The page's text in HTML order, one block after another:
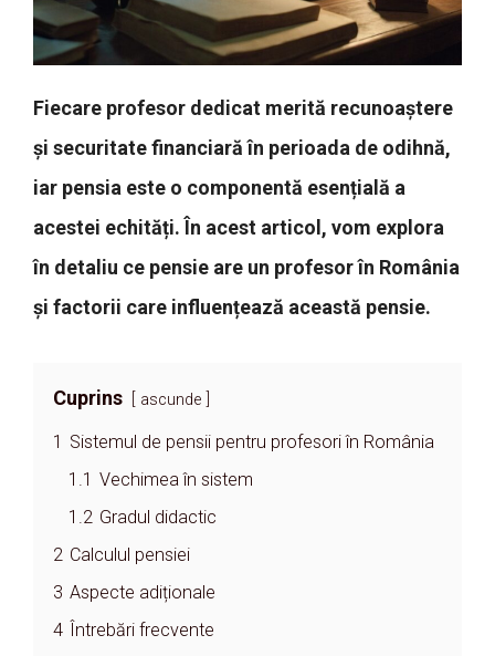
Fiecare profesor dedicat merită recunoaștere
și securitate financiară în perioada de odihnă,
iar pensia este o componentă esențială a
acestei echități. În acest articol, vom explora
în detaliu ce pensie are un profesor în România
și factorii care influențează această pensie.
Cuprins ascunde
1 Sistemul de pensii pentru profesori în România
1.1 Vechimea în sistem
1.2 Gradul didactic
2 Calculul pensiei
3 Aspecte adiționale
4
Întrebări frecvente